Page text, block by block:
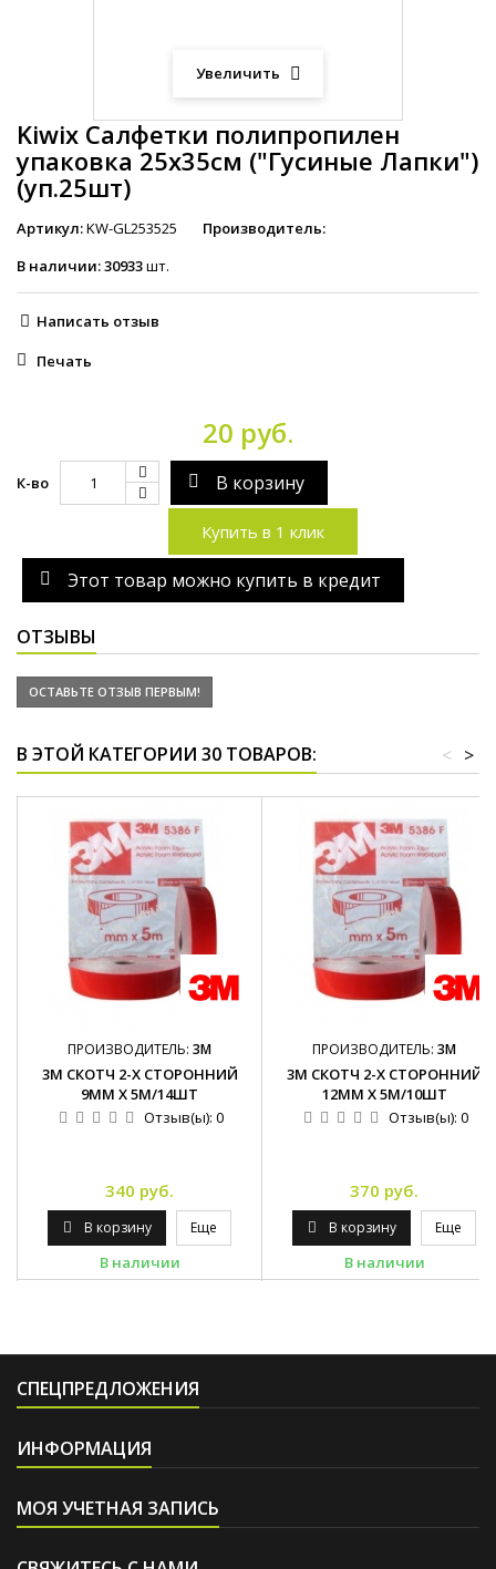
Увеличить
Kiwix Салфетки полипропилен
упаковка 25х35см ("Гусиные Лапки")
(уп.25шт)
Артикул:KW-GL253525
Производитель:
В наличии:30933шт.
Написать отзыв
Печать
20 руб.
К-во В корзину
Купить в 1 клик
Этот товар можно купить в кредит
ОТЗЫВЫ
ОСТАВЬТЕ ОТЗЫВ ПЕРВЫМ!
В ЭТОЙ КАТЕГОРИИ 30 ТОВАРОВ: >
<
ПРОИЗВОДИТЕЛЬ: 3M
3М СКОТЧ 2-Х СТОРОННИЙ
9ММ Х 5М/14ШТ
Отзыв(ы): 0
340 руб.
В корзину Еще
В наличии
ПРОИЗВОДИТЕЛЬ: 3M
3М СКОТЧ 2-Х СТОРОННИЙ
12ММ Х 5М/10ШТ
Отзыв(ы): 0
370 руб.
В корзину Еще
В наличии
СПЕЦПРЕДЛОЖЕНИЯ
ИНФОРМАЦИЯ
МОЯ УЧЕТНАЯ ЗАПИСЬ